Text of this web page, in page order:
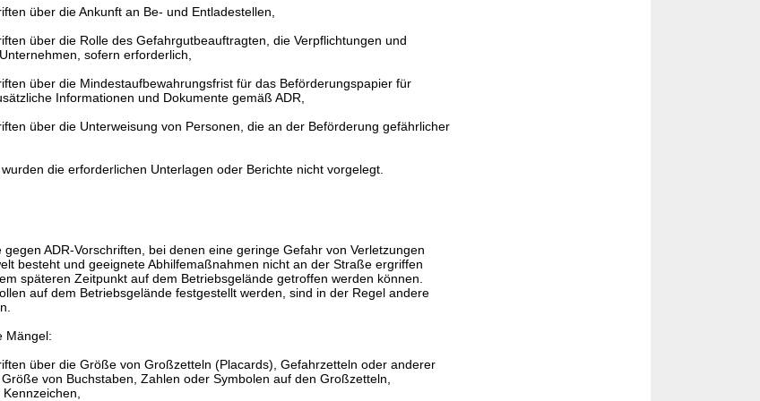
über die Ankunft an Be- und Entladestellen,
über die Rolle des Gefahrgutbeauftragten, die Verpflichtungen und
sofern erforderlich,
über die Mindestaufbewahrungsfrist für das Beförderungspapier für
Informationen und Dokumente gemäß ADR,
über die Unterweisung von Personen, die an der Beförderung gefährlicher
die erforderlichen Unterlagen oder Berichte nicht vorgelegt.
ADR-Vorschriften, bei denen eine geringe Gefahr von Verletzungen
besteht und geeignete Abhilfemaßnahmen nicht an der Straße ergriffen
späteren Zeitpunkt auf dem Betriebsgelände getroffen werden können.
auf dem Betriebsgelände festgestellt werden, sind in der Regel andere
Mängel:
über die Größe von Großzetteln (Placards), Gefahrzetteln oder anderer
von Buchstaben, Zahlen oder Symbolen auf den Großzetteln,